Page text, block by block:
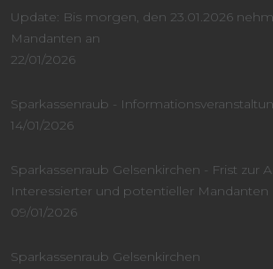
Update: Bis morgen, den 23.01.2026
Mandanten an
22/01/2026
Sparkassenraub -
14/01/2026
Sparkassenraub Gelsenkirchen - Frist zur
Interessierter und potentieller Mandanten
09/01/2026
Sparkassenraub Gelsenkirchen